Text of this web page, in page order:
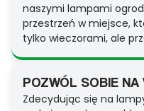
naszymi lampami
przestrzeń w miejsce,
tylko wieczorami, ale
POZWÓL SOBIE NA
Zdecydując się na